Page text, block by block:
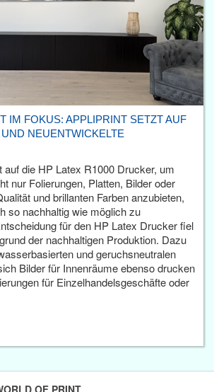
IM FOKUS: APPLIPRINT SETZT AUF
NEUENTWICKELTE
die HP Latex R1000 Drucker, um
nur Folierungen, Platten, Bilder oder
und brillanten Farben anzubieten,
so nachhaltig wie möglich zu
für den HP Latex Drucker fiel
der nachhaltigen Produktion. Dazu
und geruchsneutralen
Bilder für Innenräume ebenso drucken
für Einzelhandelsgeschäfte oder